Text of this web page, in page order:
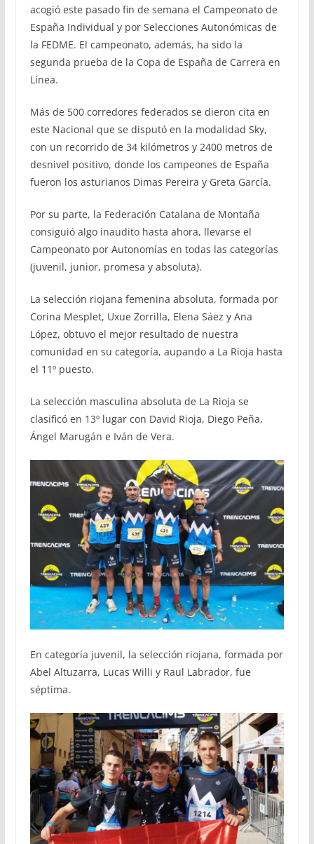
acogió este pasado fin de semana el Campeonato de
España Individual y por Selecciones Autonómicas de
la FEDME. El campeonato, además, ha sido la
segunda prueba de la Copa de España de Carrera en
Línea.
Más de 500 corredores federados se dieron cita en
este Nacional que se disputó en la modalidad Sky,
con un recorrido de 34 kilómetros y 2400 metros de
desnivel positivo, donde los campeones de España
fueron los asturianos Dimas Pereira y Greta García.
Por su parte, la Federación Catalana de Montaña
consiguió algo inaudito hasta ahora, llevarse el
Campeonato por Autonomías en todas las categorías
(juvenil, junior, promesa y absoluta).
La selección riojana femenina absoluta, formada por
Corina Mesplet, Uxue Zorrilla, Elena Sáez y Ana
López, obtuvo el mejor resultado de nuestra
comunidad en su categoría, aupando a La Rioja hasta
el 11º puesto.
La selección masculina absoluta de La Rioja se
clasificó en 13º lugar con David Rioja, Diego Peña,
Ángel Marugán e Iván de Vera.
En categoría juvenil, la selección riojana, formada por
Abel Altuzarra, Lucas Willi y Raul Labrador, fue
séptima.